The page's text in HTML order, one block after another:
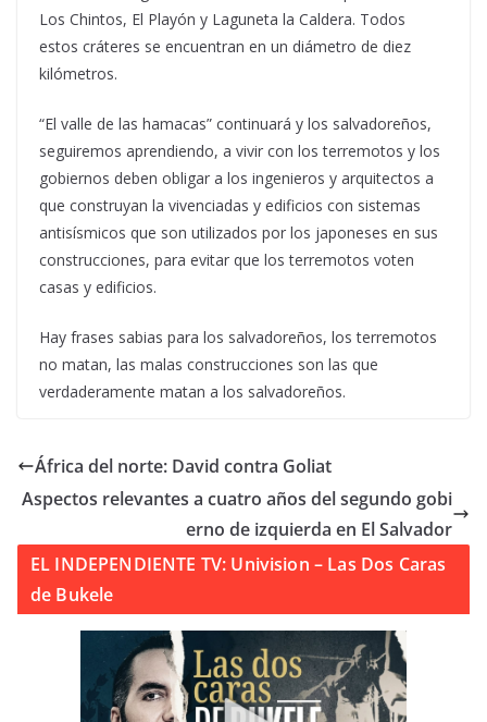
Los Chintos, El Playón y Laguneta la Caldera. Todos
estos cráteres se encuentran en un diámetro de diez
kilómetros.
“El valle de las hamacas” continuará y los salvadoreños,
seguiremos aprendiendo, a vivir con los terremotos y los
gobiernos deben obligar a los ingenieros y arquitectos a
que construyan la vivenciadas y edificios con sistemas
antisísmicos que son utilizados por los japoneses en sus
construcciones, para evitar que los terremotos voten
casas y edificios.
Hay frases sabias para los salvadoreños, los terremotos
no matan, las malas construcciones son las que
verdaderamente matan a los salvadoreños.
África del norte: David contra Goliat
Aspectos relevantes a cuatro años del segundo gobi
erno de izquierda en El Salvador
EL INDEPENDIENTE TV: Univision – Las Dos Caras
de Bukele